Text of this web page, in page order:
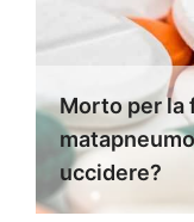
Morto per la
uccidere?